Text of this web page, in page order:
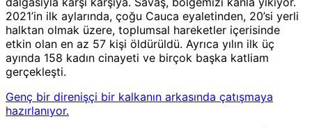
2021’in ilk aylarında, çoğu Cauca eyaletinden, 20’si yerli
halktan olmak üzere, toplumsal hareketler içerisinde
etkin olan en az 57 kişi öldürüldü. Ayrıca yılın ilk üç
ayında 158 kadın cinayeti ve birçok başka katliam
gerçekleşti.
Genç bir direnişçi bir kalkanın arkasında çatışmaya
hazırlanıyor.